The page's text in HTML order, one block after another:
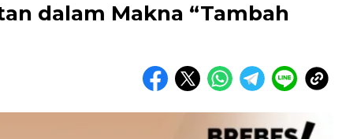
dalam Makna “Tambah